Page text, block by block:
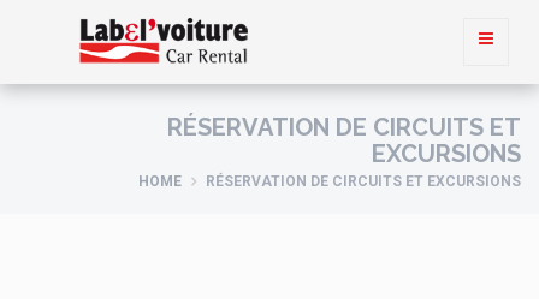
RÉSERVATION DE CIRCUITS ET
EXCURSIONS
HOME RÉSERVATION DE CIRCUITS ET EXCURSIONS